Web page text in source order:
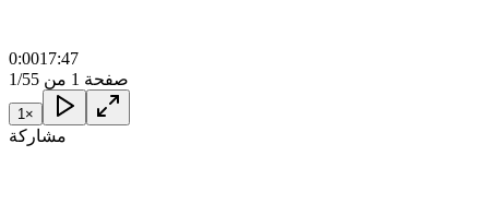
0:0017:47
1/5
صفحة 1 من 5
1 ×
مشاركة